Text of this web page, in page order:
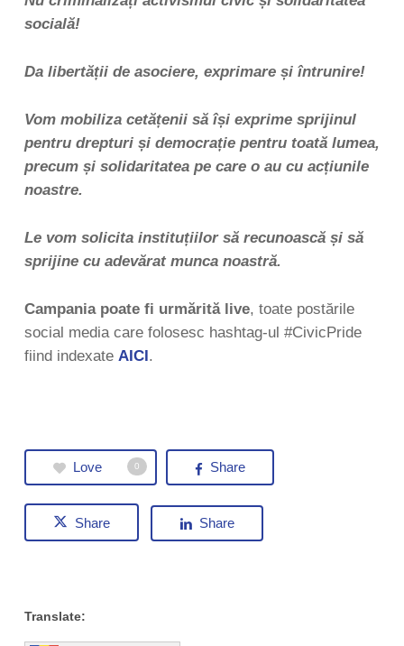
socială!
Da libertății de asociere, exprimare și întrunire!
Vom mobiliza cetățenii să își exprime sprijinul
pentru drepturi și democrație pentru toată lumea,
precum și solidaritatea pe care o au cu acțiunile
noastre.
Le vom solicita instituțiilor să recunoască și să
sprijine cu adevărat munca noastră.
Campania poate fi urmărită live, toate postările
social media care folosesc hashtag-ul #CivicPride
fiind indexate AICI.
Love 0 Share
Share Share
Translate: